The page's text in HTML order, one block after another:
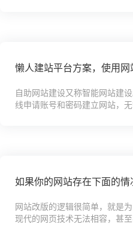
懒人建站平台方案，使用
自助网站建设又称智能网站建
线申请账号和密码建立网站，
如果你的网站存在下面的
网站改版的逻辑很简单，就是
现代的网页技术无法相容，甚